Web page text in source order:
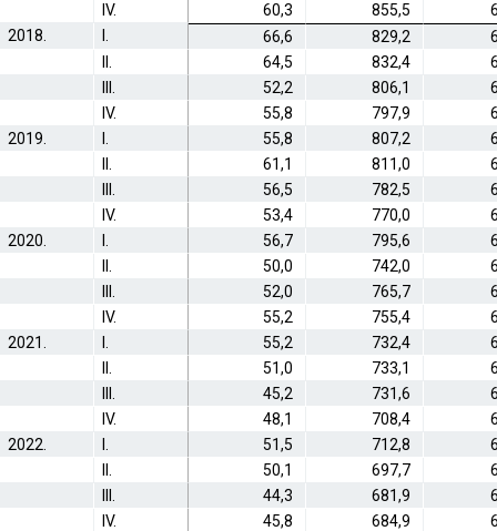
IV.
60,3 855,5
2018.
66,6 829,2
64,5 832,4
52,2 806,1
IV.
55,8 797,9
2019.
55,8 807,2
61,1 811,0
56,5 782,5
IV.
53,4 770,0
2020.
56,7 795,6
50,0 742,0
52,0 765,7
IV.
55,2 755,4
2021.
55,2 732,4
51,0 733,1
45,2 731,6
IV.
48,1 708,4
2022.
51,5 712,8
50,1 697,7
44,3 681,9
IV.
45,8 684,9